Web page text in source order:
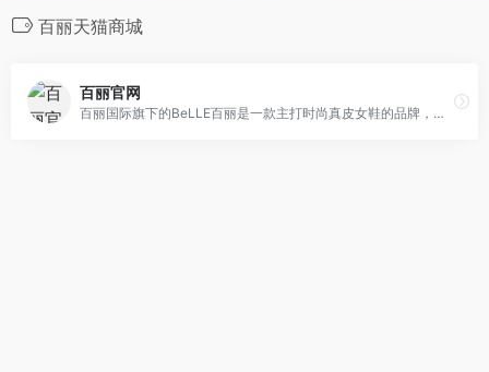
百丽天猫商城
百丽官网
百丽国际旗下的BeLLE百丽是一款主打时尚真皮女鞋的品牌，其主要消费群体是都市白领阶层，同时百丽集团还经营多个国内外知名鞋类品牌。